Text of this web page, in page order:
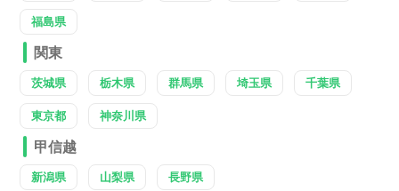
福島県
関東
茨城県 栃木県 群馬県 埼玉県 千葉県
東京都 神奈川県
甲信越
新潟県 山梨県 長野県